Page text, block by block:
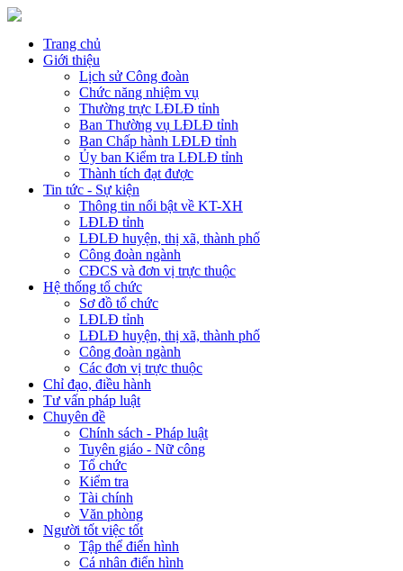
Trang chủ
Giới thiệu
Lịch sử Công đoàn
Chức năng nhiệm vụ
Thường trực LĐLĐ tỉnh
Ban Thường vụ LĐLĐ tỉnh
Ban Chấp hành LĐLĐ tỉnh
Ủy ban Kiểm tra LĐLĐ tỉnh
Thành tích đạt được
Tin tức - Sự kiện
Thông tin nổi bật về KT-XH
LĐLĐ tỉnh
LĐLĐ huyện, thị xã, thành phố
Công đoàn ngành
CĐCS và đơn vị trực thuộc
Hệ thống tổ chức
Sơ đồ tổ chức
LĐLĐ tỉnh
LĐLĐ huyện, thị xã, thành phố
Công đoàn ngành
Các đơn vị trực thuộc
Chỉ đạo, điều hành
Tư vấn pháp luật
Chuyên đề
Chính sách - Pháp luật
Tuyên giáo - Nữ công
Tổ chức
Kiểm tra
Tài chính
Văn phòng
Người tốt việc tốt
Tập thể điển hình
Cá nhân điển hình